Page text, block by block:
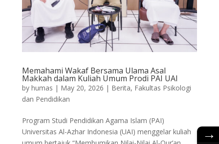
Memahami Wakaf Bersama Ulama Asal
Makkah dalam Kuliah Umum Prodi PAI UAI
by humas | May 20, 2026 | Berita, Fakultas Psikologi
dan Pendidikan
Program Studi Pendidikan Agama Islam (PAI)
Universitas Al-Azhar Indonesia (UAI) menggelar kuliah
→